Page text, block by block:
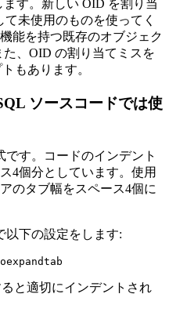
す。新しい OID を割り当
て未使用のものを使ってく
能を持つ既存のオブジェク
た、OID の割り当てミスを
もあります。
ソースコードでは使
す。コードのインデント
4個分としています。使用
のタブ幅をスペース4個に
以下の設定をします:
と適切にインデントされ